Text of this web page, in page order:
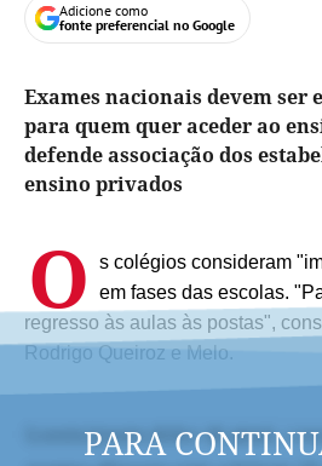
Adicione como
fonte preferencial no Google
Exames nacionais devem ser
para quem quer aceder ao
defende associação dos
ensino privados
O
s colégios consideram
em fases das escolas.
regresso às aulas às postas",
Rodrigo Queiroz e Melo.
PARA